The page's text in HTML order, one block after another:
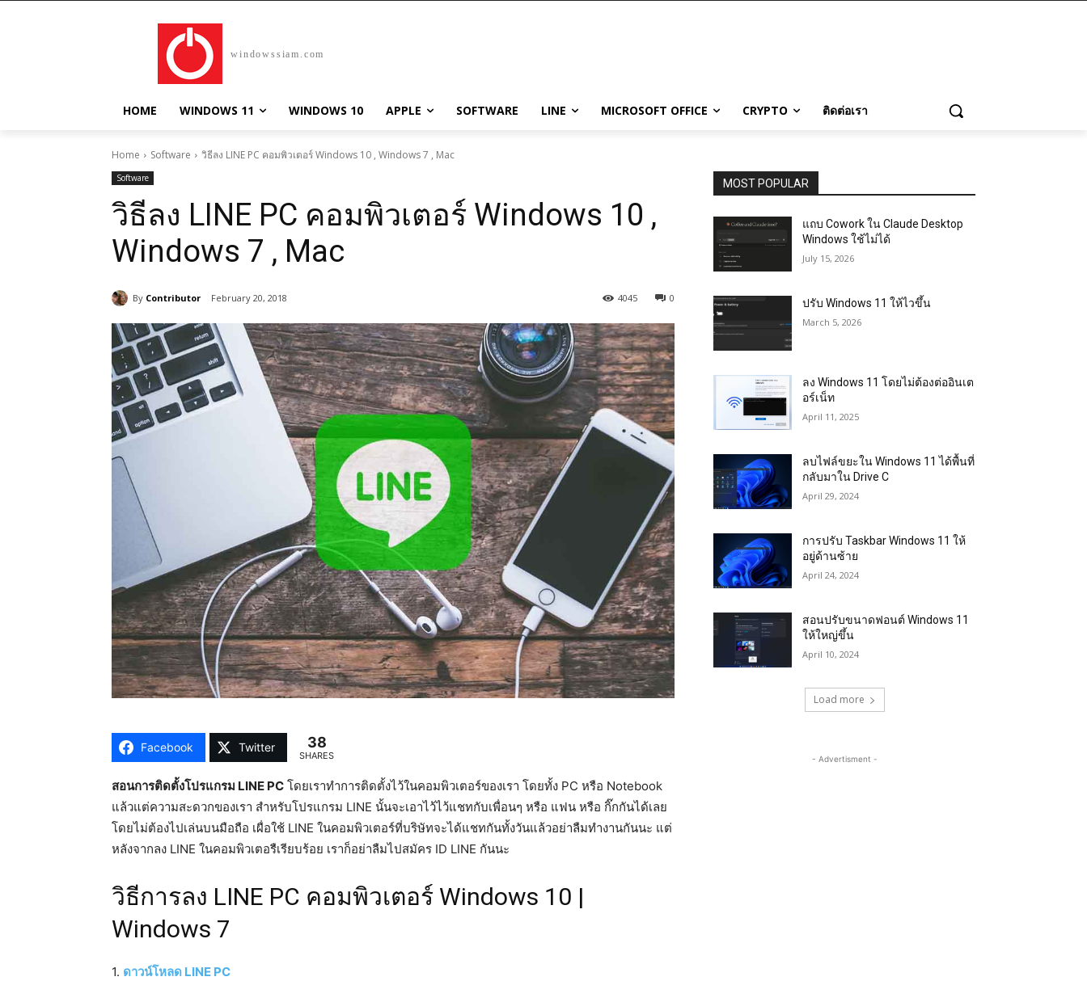
windowssiam.com
HOME WINDOWS 11 WINDOWS 10 APPLE SOFTWARE LINE MICROSOFT OFFICE CRYPTO ติดต่อเรา
Home Software วิธีลง LINE PC คอมพิวเตอร์ Windows 10 , Windows 7 , Mac
Software
วิธีลง LINE PC คอมพิวเตอร์ Windows 10 ,
Windows 7 , Mac
By Contributor February 20, 2018 0
4045
Facebook Twitter 38
SHARES
สอนการติดตั้งโปรแกรม LINE PC โดยเราทำการติดตั้งไว้ในคอมพิวเตอร์ของเรา โดยทั้ง PC หรือ Notebook
แล้วแต่ความสะดวกของเรา สำหรับโปรแกรม LINE นั้นจะเอาไว้ไว้แชทกับเพื่อนๆ หรือ แฟน หรือ กิ๊กกันได้เลย
โดยไม่ต้องไปเล่นบนมือถือ เผื่อใช้ LINE ในคอมพิวเตอร์ที่บริษัทจะได้แชทกันทั้งวันแล้วอย่าลืมทำงานกันนะ แต่
หลังจากลง LINE ในคอมพิวเตอรืเรียบร้อย เราก็อย่าลืมไปสมัคร ID LINE กันนะ
วิธีการลง LINE PC คอมพิวเตอร์ Windows 10 |
Windows 7
1. ดาวน์โหลด LINE PC
MOST POPULAR
แถบ Cowork ใน Claude Desktop
Windows ใช้ไม่ได้
July 15, 2026
ปรับ Windows 11 ให้ไวขึ้น
March 5, 2026
ลง Windows 11 โดยไม่ต้องต่ออินเต
อร์เน็ท
April 11, 2025
ลบไฟล์ขยะใน Windows 11 ได้พื้นที่
กลับมาใน Drive C
April 29, 2024
การปรับ Taskbar Windows 11 ให้
อยู่ด้านซ้าย
April 24, 2024
สอนปรับขนาดฟอนต์ Windows 11
ให้ใหญ่ขึ้น
April 10, 2024
Load more
- Advertisment -